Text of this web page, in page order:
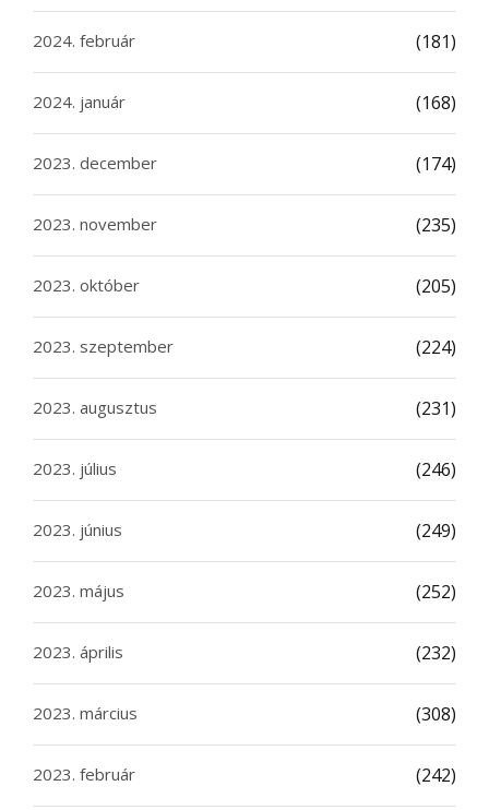
2024. február (181)
2024. január (168)
2023. december (174)
2023. november (235)
2023. október (205)
2023. szeptember (224)
2023. augusztus (231)
2023. július (246)
2023. június (249)
2023. május (252)
2023. április (232)
2023. március (308)
2023. február (242)